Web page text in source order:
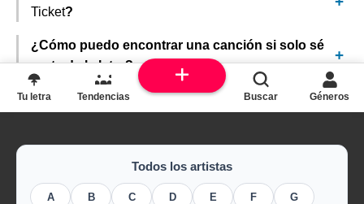
Ticket?
¿Cómo puedo encontrar una canción si solo sé
parte de la letra?
Todos los artistas
A B C D E F G
Tu letra Tendencias Buscar Géneros